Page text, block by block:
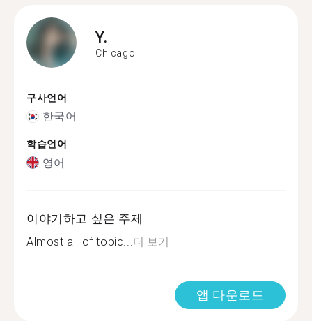
Y.
Chicago
구사언어
한국어
학습언어
영어
이야기하고 싶은 주제
Almost all of topic... 더 보기
앱 다운로드